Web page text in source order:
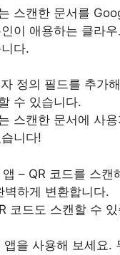
스캔한 문서를
이 애용하는 클라
다.
정의 필드를 추가
수 있습니다.
스캔한 문서에 사
니다!
– QR 코드를 스캔
벽하게 변환합니다.
코드도 스캔할 수
앱을 사용해 보세요.